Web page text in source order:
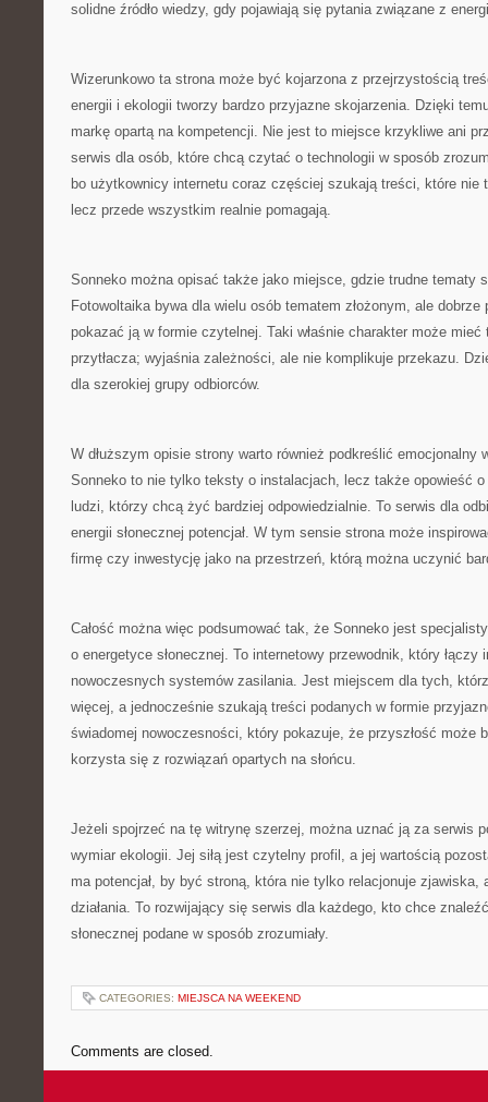
solidne źródło wiedzy, gdy pojawiają się pytania związane z
Wizerunkowo ta strona może być kojarzona z przejrzystością
energii i ekologii tworzy bardzo przyjazne skojarzenia. Dzięki
markę opartą na kompetencji. Nie jest to miejsce krzykliwe ani
serwis dla osób, które chcą czytać o technologii w sposób
bo użytkownicy internetu coraz częściej szukają treści, które nie
lecz przede wszystkim realnie pomagają.
Sonneko można opisać także jako miejsce, gdzie trudne tematy
Fotowoltaika bywa dla wielu osób tematem złożonym, ale dobrze
pokazać ją w formie czytelnej. Taki właśnie charakter może
przytłacza; wyjaśnia zależności, ale nie komplikuje przekazu.
dla szerokiej grupy odbiorców.
W dłuższym opisie strony warto również podkreślić emocjonalny
Sonneko to nie tylko teksty o instalacjach, lecz także opowieść o
ludzi, którzy chcą żyć bardziej odpowiedzialnie. To serwis dla
energii słonecznej potencjał. W tym sensie strona może
firmę czy inwestycję jako na przestrzeń, którą można uczynić
Całość można więc podsumować tak, że Sonneko jest
o energetyce słonecznej. To internetowy przewodnik, który łączy
nowoczesnych systemów zasilania. Jest miejscem dla tych,
więcej, a jednocześnie szukają treści podanych w formie
świadomej nowoczesności, który pokazuje, że przyszłość może
korzysta się z rozwiązań opartych na słońcu.
Jeżeli spojrzeć na tę witrynę szerzej, można uznać ją za serwis
wymiar ekologii. Jej siłą jest czytelny profil, a jej wartością
ma potencjał, by być stroną, która nie tylko relacjonuje zjawiska,
działania. To rozwijający się serwis dla każdego, kto chce
słonecznej podane w sposób zrozumiały.
CATEGORIES: MIEJSCA NA WEEKEND
Comments are closed.